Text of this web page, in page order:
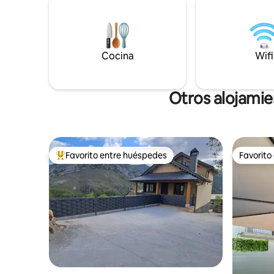
-Fuentes, Jardines y amplias terrazas.
Cocina Wifi
Otros
Favorito entre huéspedes preferido
Favorito entre huéspedes